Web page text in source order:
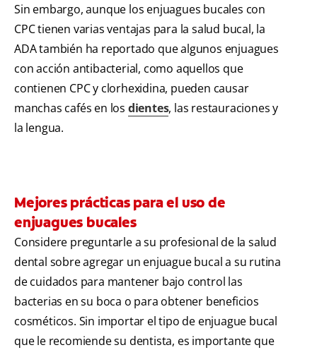
Sin embargo, aunque los enjuagues bucales con
CPC tienen varias ventajas para la salud bucal, la
ADA también ha reportado que algunos enjuagues
con acción antibacterial, como aquellos que
contienen CPC y clorhexidina, pueden causar
manchas cafés en los dientes, las restauraciones y
la lengua.
Mejores prácticas para el uso de
enjuagues bucales
Considere preguntarle a su profesional de la salud
dental sobre agregar un enjuague bucal a su rutina
de cuidados para mantener bajo control las
bacterias en su boca o para obtener beneficios
cosméticos. Sin importar el tipo de enjuague bucal
que le recomiende su dentista, es importante que